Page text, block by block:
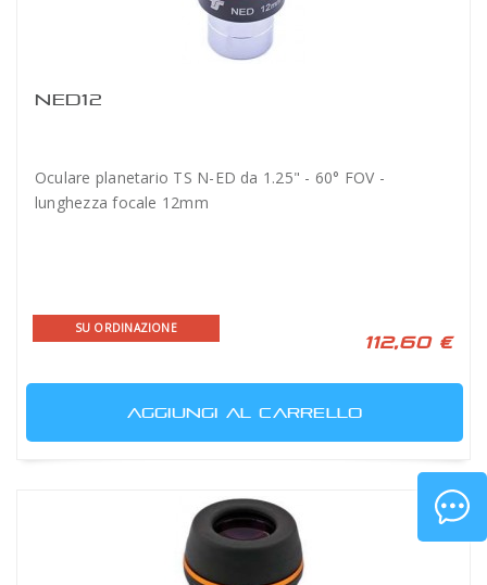
NED12
Oculare planetario TS N-ED da 1.25" - 60° FOV -
lunghezza focale 12mm
SU ORDINAZIONE
112,60 €
AGGIUNGI AL CARRELLO